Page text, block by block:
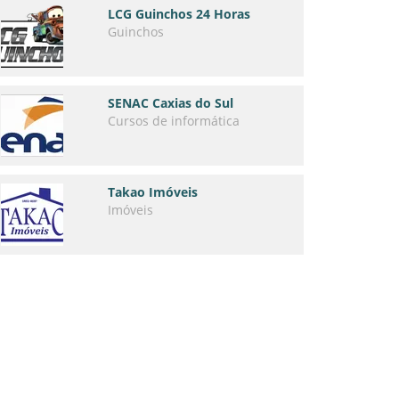
LCG Guinchos 24 Horas
Guinchos
SENAC Caxias do Sul
Cursos de informática
Takao Imóveis
Imóveis